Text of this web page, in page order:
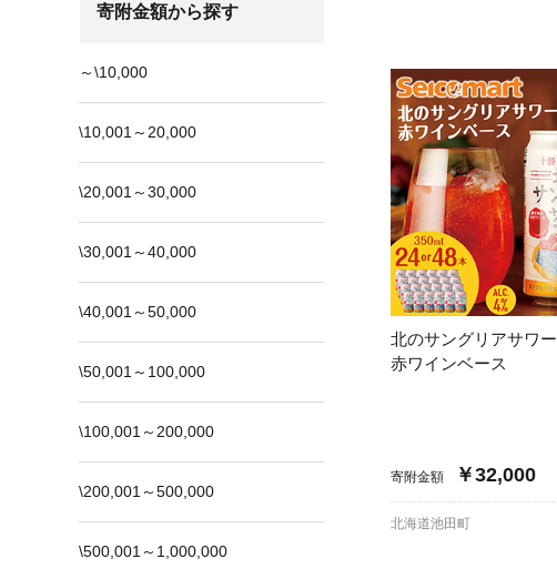
北のサングリアサワー
赤ワインベース
寄附金額 ￥32,000
北海道池田町
寄附金額から探す
～\10,000
\10,001～20,000
\20,001～30,000
\30,001～40,000
\40,001～50,000
\50,001～100,000
\100,001～200,000
\200,001～500,000
\500,001～1,000,000